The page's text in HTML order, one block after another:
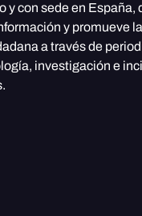
y con sede en España,
y promueve
a través de
investigación e